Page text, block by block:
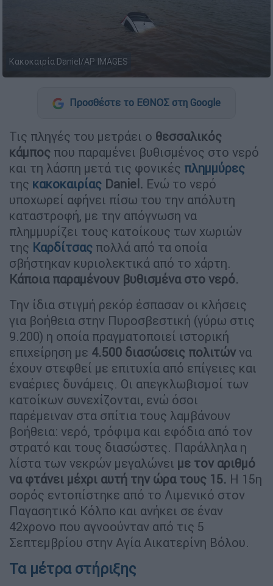
Κακοκαιρία Daniel/AP IMAGES
Προσθέστε το ΕΘΝΟΣ στη Google
Τις πληγές του μετράει ο θεσσαλικός
κάμπος που παραμένει βυθισμένος στο νερό
και τη λάσπη μετά τις φονικές πλημμύρες
της κακοκαιρίας Daniel. Ενώ το νερό
υποχωρεί αφήνει πίσω του την απόλυτη
καταστροφή, με την απόγνωση να
πλημμυρίζει τους κατοίκους των χωριών
της Καρδίτσας πολλά από τα οποία
σβήστηκαν κυριολεκτικά από το χάρτη.
Κάποια παραμένουν βυθισμένα στο νερό.
Την ίδια στιγμή ρεκόρ έσπασαν οι κλήσεις
για βοήθεια στην Πυροσβεστική (γύρω στις
9.200) η οποία πραγματοποιεί ιστορική
επιχείρηση με 4.500 διασώσεις πολιτών να
έχουν στεφθεί με επιτυχία από επίγειες και
εναέριες δυνάμεις. Οι απεγκλωβισμοί των
κατοίκων συνεχίζονται, ενώ όσοι
παρέμειναν στα σπίτια τους λαμβάνουν
βοήθεια: νερό, τρόφιμα και εφόδια από τον
στρατό και τους διασώστες. Παράλληλα η
λίστα των νεκρών μεγαλώνει με τον αριθμό
να φτάνει μέχρι αυτή την ώρα τους 15. Η 15η
σορός εντοπίστηκε από το Λιμενικό στον
Παγασητικό Κόλπο και ανήκει σε έναν
42χρονο που αγνοούνταν από τις 5
Σεπτεμβρίου στην Αγία Αικατερίνη Βόλου.
Τα μέτρα στήριξης